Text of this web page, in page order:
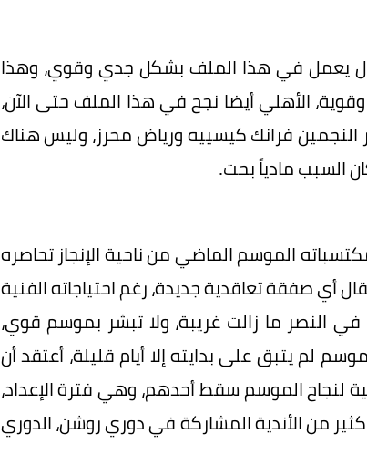
يعمل في هذا الملف بشكل جدي وقوي، وهذا
الأهلي أيضا نجح في هذا الملف حتى الآن،
النجمين فرانك كيسييه ورياض محرز، وليس هناك
السبب مادياً بحت.
الموسم الماضي من ناحية الإنجاز تحاصره
أي صفقة تعاقدية جديدة، رغم احتياجاته الفنية
النصر ما زالت غريبة، ولا تبشر بموسم قوي،
لم يتبق على بدايته إلا أيام قليلة، أعتقد أن
لنجاح الموسم سقط أحدهم، وهي فترة الإعداد،
من الأندية المشاركة في دوري روشن، الدوري